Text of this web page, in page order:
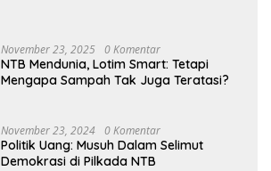
November 23, 2025 0 Komentar
NTB Mendunia, Lotim Smart: Tetapi
Mengapa Sampah Tak Juga Teratasi?
November 23, 2024 0 Komentar
Politik Uang: Musuh Dalam Selimut
Demokrasi di Pilkada NTB